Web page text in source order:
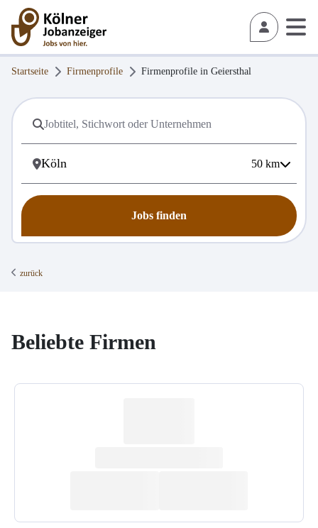
Startseite Firmenprofile Firmenprofile in Geiersthal
50 km
Jobs finden
zurück
Beliebte Firmen